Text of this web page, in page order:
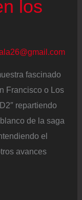
los
fascinado
Francisco o Los
repartiendo
de la saga
el
avances